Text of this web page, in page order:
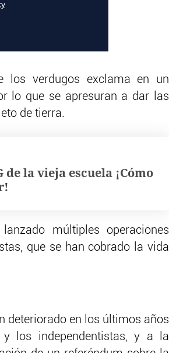
los verdugos exclama en un
lo que se apresuran a dar las
de tierra.
la vieja escuela ¡Cómo
múltiples operaciones
que se han cobrado la vida
deteriorado en los últimos años
los independentistas, y a la